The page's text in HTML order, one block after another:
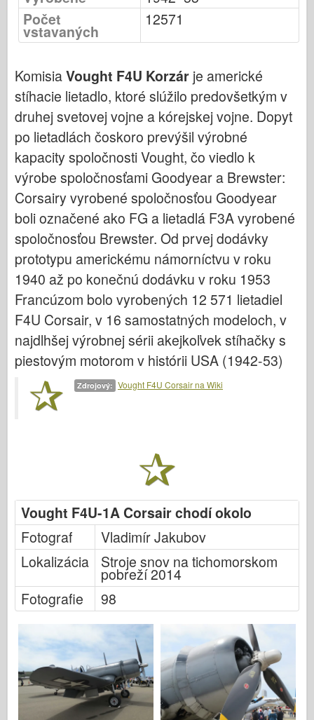
Bronco (Bronco)
Cyber-Hobby (Počítačový koníček)
Dragon
Eduard
E.T. Model
Jemné formy
Sily Valoru
FriulModel
Hasegawa
Heller
HobbyBoss (Slovenský)
Modely IBG
Icm
Italeri (12.
Legenda
Meng Model
Tamiya
Tristar
Fotky na aplikáciu Albumy
Chodiť
Knihy
Dvd
Kontakt
le Denník
Počet
vstavaných
12571
KomisiaVought F4U Korzár je americké
stíhacie lietadlo, ktoré slúžilo predovšetkým v
druhej svetovej vojne a kórejskej vojne. Dopyt
po lietadlách čoskoro prevýšil výrobné
kapacity spoločnosti Vought, čo viedlo k
výrobe spoločnosťami Goodyear a Brewster:
Corsairy vyrobené spoločnosťou Goodyear
boli označené ako FG a lietadlá F3A vyrobené
spoločnosťou Brewster. Od prvej dodávky
prototypu americkému námorníctvu v roku
1940 až po konečnú dodávku v roku 1953
Francúzom bolo vyrobených 12 571 lietadiel
F4U Corsair, v 16 samostatných modeloch, v
najdlhšej výrobnej sérii akejkoľvek stíhačky s
piestovým motorom v histórii USA (1942-53)
Zdrojový: Vought F4U Corsair na Wiki
Vought F4U-1A Corsair chodí okolo
Fotograf
Vladimír Jakubov
Lokalizácia
Stroje snov na tichomorskom
pobreží 2014
Fotografie
98